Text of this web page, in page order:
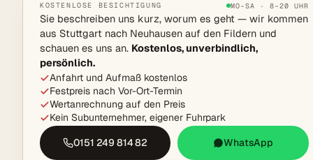
KOSTENLOSE BESICHTIGUNG MO–SA · 8–20 UHR
Sie beschreiben uns kurz, worum es geht — wir kommen
aus Stuttgart nach Neuhausen auf den Fildern und
schauen es uns an. Kostenlos, unverbindlich,
persönlich.
Anfahrt und Aufmaß kostenlos
Festpreis nach Vor-Ort-Termin
Wertanrechnung auf den Preis
Kein Subunternehmer, eigener Fuhrpark
0151 249 814 82
WhatsApp